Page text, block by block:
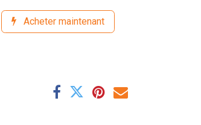
Acheter maintenant